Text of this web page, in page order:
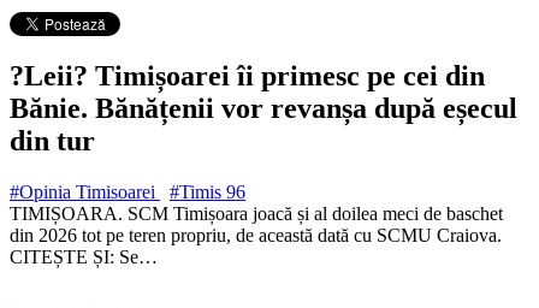
?Leii? Timișoarei îi primesc pe cei din
Bănie. Bănățenii vor revanșa după eșecul
din tur
#Opinia Timisoarei #Timis 96
TIMIȘOARA. SCM Timișoara joacă și al doilea meci de baschet
din 2026 tot pe teren propriu, de această dată cu SCMU Craiova.
CITEȘTE ȘI: Se…